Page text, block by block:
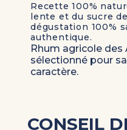
Recette 100%
lente et du sucre
dégustation 100%
authentique.
Rhum agricole des
sélectionné pour
caractère.
CONSEIL